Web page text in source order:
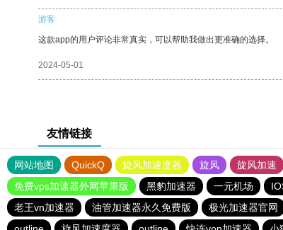
游客
这款app的用户评论非常真实，可以帮助我做出更准确的选择。
2024-05-01
友情链接
网站地图 QuickQ 旋风加速度器 旋风 旋风加速
免费vps加速器外网苹果版
黑豹加速器 一元机场
老王vn加速器
油管加速器永久免费版 极光加速器官网